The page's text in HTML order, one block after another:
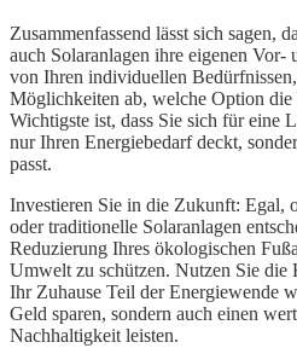
Zusammenfassend lässt sich sagen,
auch Solaranlagen ihre eigenen Vor-
von Ihren individuellen
Möglichkeiten ab, welche Option die
Wichtigste ist, dass Sie sich für eine
nur Ihren Energiebedarf deckt,
passt.
Investieren Sie in die Zukunft: Egal,
oder traditionelle Solaranlagen
Reduzierung Ihres ökologischen
Umwelt zu schützen. Nutzen Sie die
Ihr Zuhause Teil der Energiewende
Geld sparen, sondern auch einen
Nachhaltigkeit leisten.